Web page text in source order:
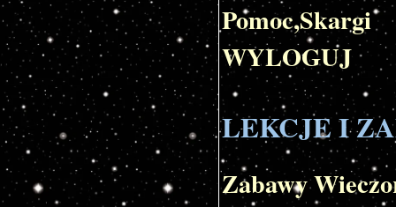
Pomoc,Skargi
WYLOGUJ
LEKCJE I
Zabawy